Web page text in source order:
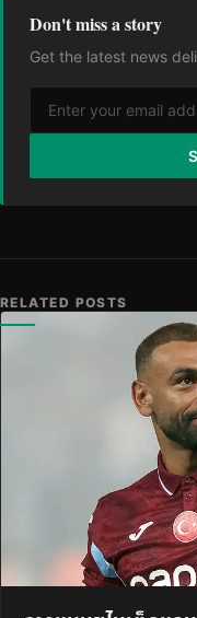
Don't miss a story
Get the latest news
RELATED POSTS